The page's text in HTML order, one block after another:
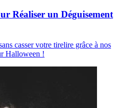
Réaliser un Déguisement
casser votre tirelire grâce à nos
Halloween !